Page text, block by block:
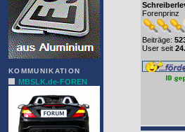
KOMMUNIKATION
MBSLK.de-FOREN
Forenprinz
Beiträge:
User seit